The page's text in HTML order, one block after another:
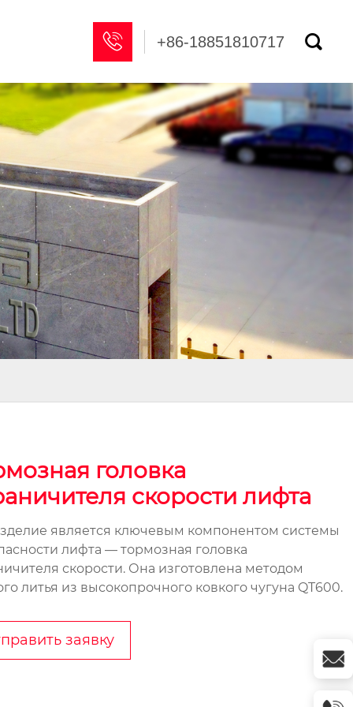
 +86-18851810717 
головка
скорости лифта
является ключевым компонентом системы
лифта — тормозная головка
скорости. Она изготовлена методом
литья из высокопрочного ковкого чугуна QT600.
заявку